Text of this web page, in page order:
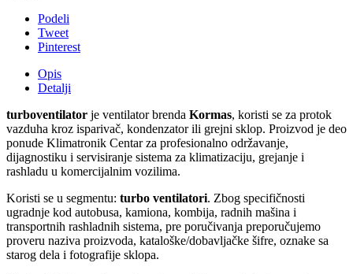
Podeli
Tweet
Pinterest
Opis
Detalji
turboventilator je ventilator brenda Kormas, koristi se za protok
vazduha kroz isparivač, kondenzator ili grejni sklop. Proizvod je deo
ponude Klimatronik Centar za profesionalno održavanje,
dijagnostiku i servisiranje sistema za klimatizaciju, grejanje i
rashladu u komercijalnim vozilima.
Koristi se u segmentu: turbo ventilatori. Zbog specifičnosti
ugradnje kod autobusa, kamiona, kombija, radnih mašina i
transportnih rashladnih sistema, pre poručivanja preporučujemo
proveru naziva proizvoda, kataloške/dobavljačke šifre, oznake sa
starog dela i fotografije sklopa.